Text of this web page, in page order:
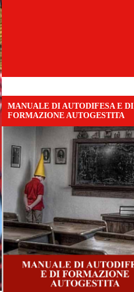
MANUALE DI AUTODIFESA E DI
FORMAZIONE AUTOGESTITA